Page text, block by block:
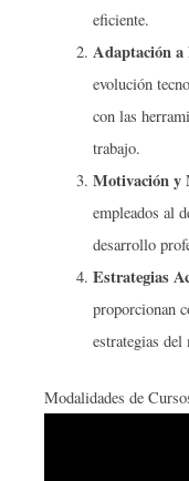
eficiente.
Adaptación a
evolución
con las
trabajo.
Motivación y
empleados al
desarrollo
Estrategias
proporcionan
estrategias del
Modalidades de